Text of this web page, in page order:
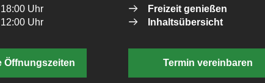
Uhr
Uhr
Öffnungszeiten
Freizeit genießen
Inhaltsübersicht
Termin vereinbaren